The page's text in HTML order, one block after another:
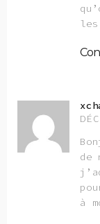
les
de
à